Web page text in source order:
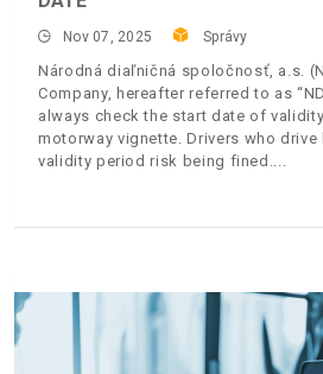
Nov 07, 2025 Správy
Národná diaľničná spoločnosť, a.s.
Company, hereafter referred to as
always check the start date of
motorway vignette. Drivers who
validity period risk being fined.